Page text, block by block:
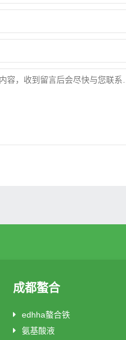
成都螯合
edhha螯合铁
氨基酸液